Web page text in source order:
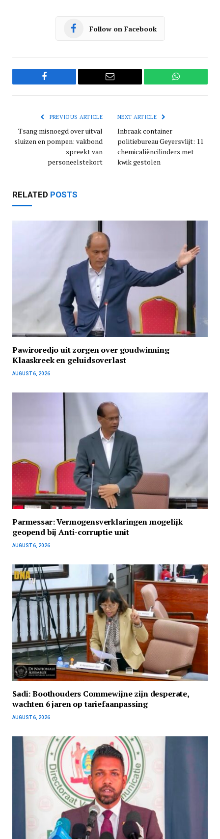
Follow on Facebook
Facebook Email WhatsApp
PREVIOUS ARTICLE
Tsang misnoegd over uitval
sluizen en pompen: vakbond
spreekt van
personeelstekort
NEXT ARTICLE
Inbraak container
politiebureau Geyersvlijt: 11
chemicaliëncilinders met
kwik gestolen
RELATED POSTS
Pawiroredjo uit zorgen over goudwinning
Klaaskreek en geluidsoverlast
AUGUST 6, 2026
Parmessar: Vermogensverklaringen mogelijk
geopend bij Anti-corruptie unit
AUGUST 6, 2026
Sadi: Boothouders Commewijne zijn desperate,
wachten 6 jaren op tariefaanpassing
AUGUST 6, 2026